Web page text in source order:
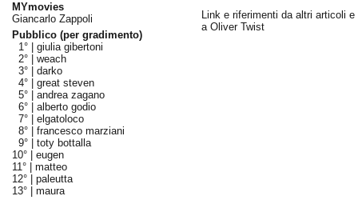
MYmovies
Giancarlo Zappoli
Pubblico (per gradimento)
1° | giulia gibertoni
2° | weach
3° | darko
4° | great steven
5° | andrea zagano
6° | alberto godio
7° | elgatoloco
8° | francesco marziani
9° | toty bottalla
10° | eugen
11° | matteo
12° | paleutta
13° | maura
Link e riferimenti da altri articoli e
a Oliver Twist